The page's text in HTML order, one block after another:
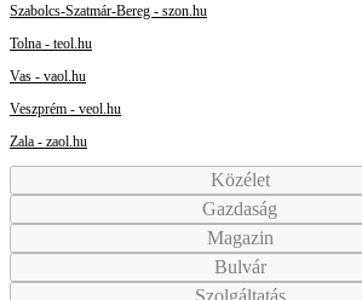
Szabolcs-Szatmár-Bereg - szon.hu
Tolna - teol.hu
Vas - vaol.hu
Veszprém - veol.hu
Zala - zaol.hu
Közélet
Gazdaság
Magazin
Bulvár
Szolgáltatás